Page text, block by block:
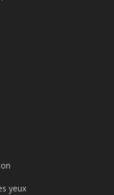
yeux